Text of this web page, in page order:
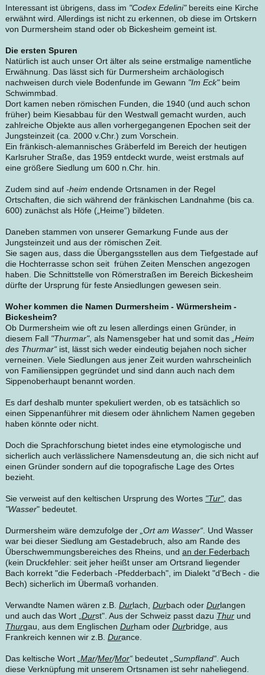
Interessant ist übrigens, dass im "Codex Edelini"bereits eine Kirche
erwähnt wird. Allerdings ist nicht zu erkennen, ob diese im Ortskern
von Durmersheim stand oder ob Bickesheim gemeint ist.
Die ersten Spuren
Natürlich ist auch unser Ort älter als seine erstmalige namentliche
Erwähnung. Das lässt sich für Durmersheim archäologisch
nachweisen durch viele Bodenfunde im Gewann "Im Eck"beim
Schwimmbad.
Dort kamen neben römischen Funden, die 1940 (und auch schon
früher) beim Kiesabbau für den Westwall gemacht wurden, auch
zahlreiche Objekte aus allen vorhergegangenen Epochen seit der
Jungsteinzeit (ca. 2000 v.Chr.) zum Vorschein.
Ein fränkisch-alemannisches Gräberfeld im Bereich der heutigen
Karlsruher Straße, das 1959 entdeckt wurde, weist erstmals auf
eine größere Siedlung um 600 n.Chr. hin.
Zudem sind auf -heim endende Ortsnamen in der Regel
Ortschaften, die sich während der fränkischen Landnahme (bis ca.
600) zunächst als Höfe („Heime“) bildeten.
Daneben stammen von unserer Gemarkung Funde aus der
Jungsteinzeit und aus der römischen Zeit.
Sie sagen aus, dass die Übergangsstellen aus dem Tiefgestade auf
die Hochterrasse schon seit frühen Zeiten Menschen angezogen
haben. Die Schnittstelle von Römerstraßen im Bereich Bickesheim
dürfte der Ursprung für feste Ansiedlungen gewesen sein.
Woher kommen die Namen Durmersheim - Würmersheim -
Bickesheim?
Ob Durmersheim wie oft zu lesen allerdings einen Gründer, in
diesem Fall "Thurmar", als Namensgeber hat und somit das „Heim
des Thurmar“ist, lässt sich weder eindeutig bejahen noch sicher
verneinen. Viele Siedlungen aus jener Zeit wurden wahrscheinlich
von Familiensippen gegründet und sind dann auch nach dem
Sippenoberhaupt benannt worden.
Es darf deshalb munter spekuliert werden, ob es tatsächlich so
einen Sippenanführer mit diesem oder ähnlichem Namen gegeben
haben könnte oder nicht.
Doch die Sprachforschung bietet indes eine etymologische und
sicherlich auch verlässlichere Namensdeutung an, die sich nicht auf
einen Gründer sondern auf die topografische Lage des Ortes
bezieht.
Sie verweist auf den keltischen Ursprung des Wortes "Tur", das
"Wasser" bedeutet.
Durmersheim wäre demzufolge der „Ort am Wasser“. Und Wasser
war bei dieser Siedlung am Gestadebruch, also am Rande des
Überschwemmungsbereiches des Rheins, und an der Federbach
(kein Druckfehler: seit jeher heißt unser am Ortsrand liegender
Bach korrekt "die Federbach -Pfedderbach", im Dialekt "d'Bech - die
Bech) sicherlich im Übermaß vorhanden.
Verwandte Namen wären z.B. Durlach, Durbach oder Durlangen
und auch das Wort „ Durst". Aus der Schweiz passt dazu Thurund
Thurgau, aus dem Englischen Durham oder Durbridge, aus
Frankreich kennen wir z.B. Durance.
Das keltische Wort Mar/Mer/Mor“bedeutet „Sumpfland“. Auch
diese Verknüpfung mit unserem Ortsnamen ist sehr naheliegend.